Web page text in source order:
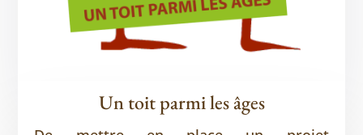
Un toit parmi les âges